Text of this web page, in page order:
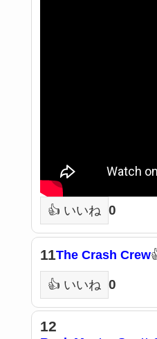
👍 いいね 0
11The Crash Crew
👍 いいね 0
12